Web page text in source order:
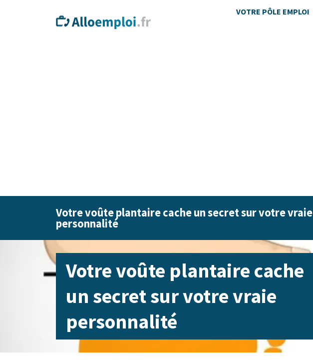
VOTRE PÔLE EMPLOI
Votre voûte plantaire cache un secret sur votre vraie
personnalité
Votre voûte plantaire cache
un secret sur votre vraie
personnalité